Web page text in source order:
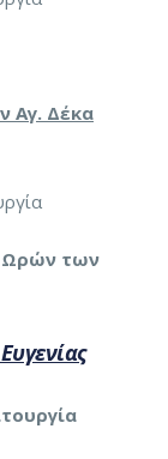
Αγ. Δέκα
Ωρών των